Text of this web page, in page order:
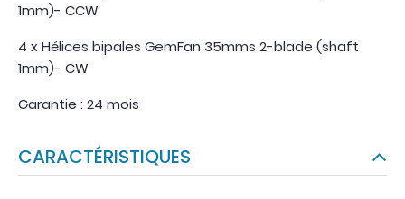
1mm)- CCW
4 x Hélices bipales GemFan 35mms 2-blade (shaft
1mm)- CW
Garantie : 24 mois
CARACTÉRISTIQUES